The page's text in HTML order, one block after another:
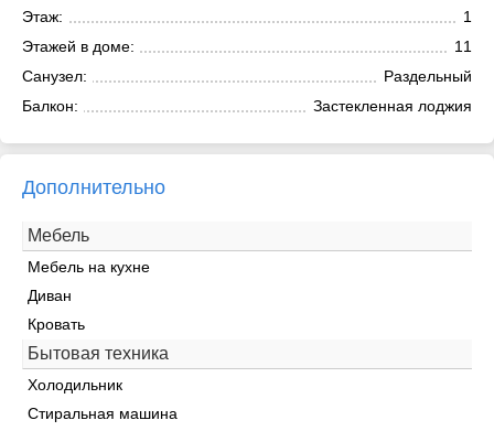
Этаж:
1
Этажей в доме:
11
Санузел:
Раздельный
Балкон:
Застекленная лоджия
Дополнительно
Мебель
Мебель на кухне
Диван
Кровать
Бытовая техника
Холодильник
Стиральная машина